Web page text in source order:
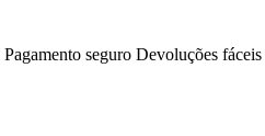
Pagamento seguro Devoluções fáceis